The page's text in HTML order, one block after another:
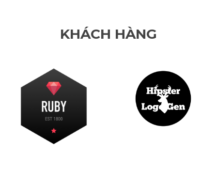
KHÁCH HÀNG